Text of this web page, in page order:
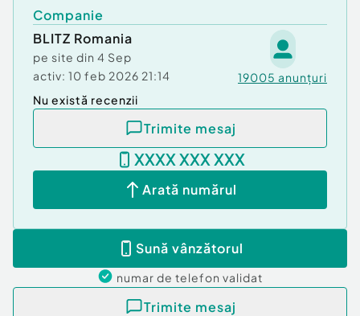
???? Sună acum!
???? Trimite un mesaj!
???? Transformă ideea ta în realitate!
Cod ofertă / ID BLITZ: P144583
Id intern: P144583
Companie
BLITZ Romania
pe site din 4 Sep
activ: 10 feb 2026 21:14 19005 anunțuri
Nu există recenzii
Trimite mesaj
XXXX XXX XXX
Arată numărul
Sună vânzătorul
numar de telefon validat
Trimite mesaj